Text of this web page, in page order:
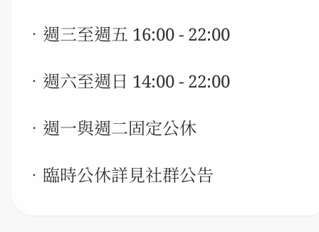
．週三至週五 16:00 - 22:00
．週六至週日 14:00 - 22:00
．週一與週二固定公休
．臨時公休詳見社群公告